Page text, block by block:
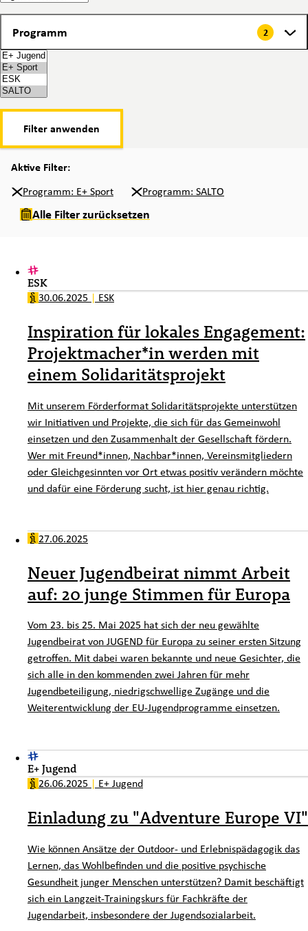
Programm 2
2 items selected
Filter anwenden
Aktive Filter:
Programm: E+ Sport Programm: SALTO
Alle Filter zurücksetzen
ESK
30.06.2025 | ESK
Inspiration für lokales Engagement:
Projektmacher*in werden mit
einem Solidaritätsprojekt
Mit unserem Förderformat Solidaritätsprojekte unterstützen
wir Initiativen und Projekte, die sich für das Gemeinwohl
einsetzen und den Zusammenhalt der Gesellschaft fördern.
Wer mit Freund*innen, Nachbar*innen, Vereinsmitgliedern
oder Gleichgesinnten vor Ort etwas positiv verändern möchte
und dafür eine Förderung sucht, ist hier genau richtig.
27.06.2025
Neuer Jugendbeirat nimmt Arbeit
auf: 20 junge Stimmen für Europa
Vom 23. bis 25. Mai 2025 hat sich der neu gewählte
Jugendbeirat von JUGEND für Europa zu seiner ersten Sitzung
getroffen. Mit dabei waren bekannte und neue Gesichter, die
sich alle in den kommenden zwei Jahren für mehr
Jugendbeteiligung, niedrigschwellige Zugänge und die
Weiterentwicklung der EU-Jugendprogramme einsetzen.
E+ Jugend
26.06.2025 | E+ Jugend
Einladung zu "Adventure Europe VI"
Wie können Ansätze der Outdoor- und Erlebnispädagogik das
Lernen, das Wohlbefinden und die positive psychische
Gesundheit junger Menschen unterstützen? Damit beschäftigt
sich ein Langzeit-Trainingskurs für Fachkräfte der
Jugendarbeit, insbesondere der Jugendsozialarbeit.